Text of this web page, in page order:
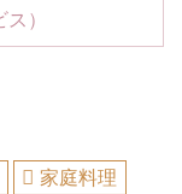
）
家庭料理